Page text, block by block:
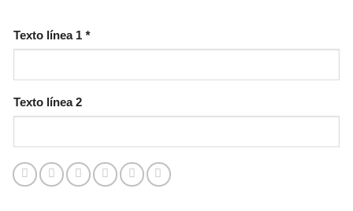
Texto línea 1 *
Texto línea 2